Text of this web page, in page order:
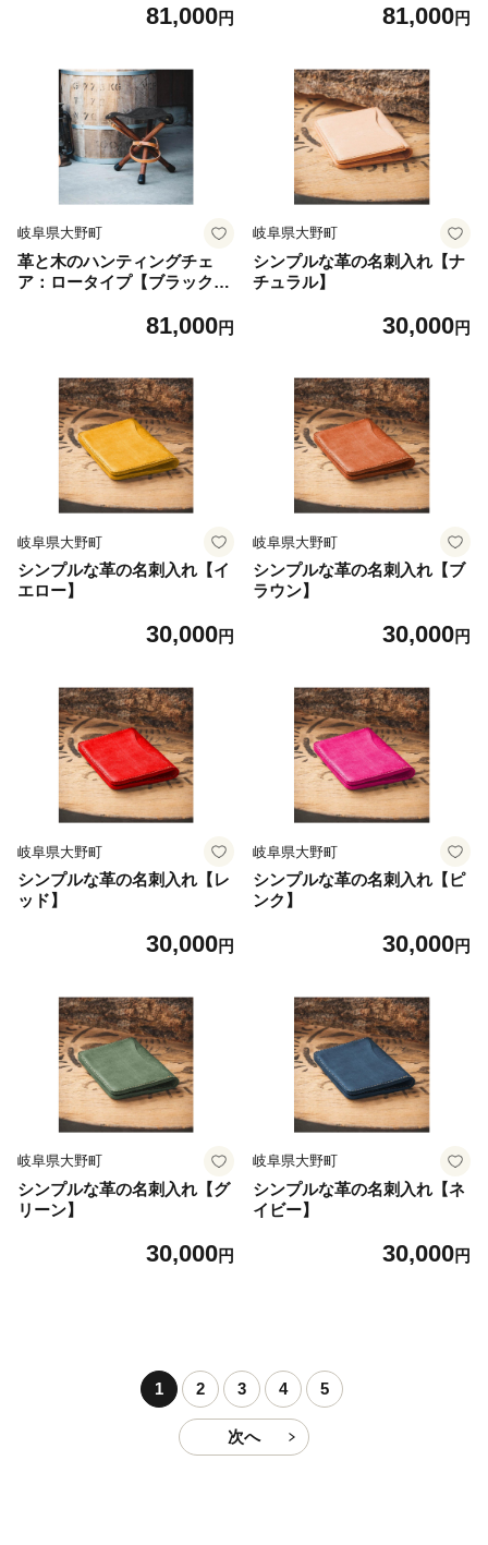
タリアンレザー】81,000円
タリアンレザー】81,000円
岐阜県大野町
革と木のハンティングチェ
ア：ロータイプ【ブラック】
タリアンレザー】81,000円
岐阜県大野町
シンプルな革の名刺入れ【ナ
チュラル】
30,000円
岐阜県大野町
シンプルな革の名刺入れ【イ
エロー】
30,000円
岐阜県大野町
シンプルな革の名刺入れ【ブ
ラウン】
30,000円
岐阜県大野町
シンプルな革の名刺入れ【レ
ッド】
30,000円
岐阜県大野町
シンプルな革の名刺入れ【ピ
ンク】
30,000円
岐阜県大野町
シンプルな革の名刺入れ【グ
リーン】
30,000円
岐阜県大野町
シンプルな革の名刺入れ【ネ
イビー】
30,000円
1 2 3 4 5
次へ